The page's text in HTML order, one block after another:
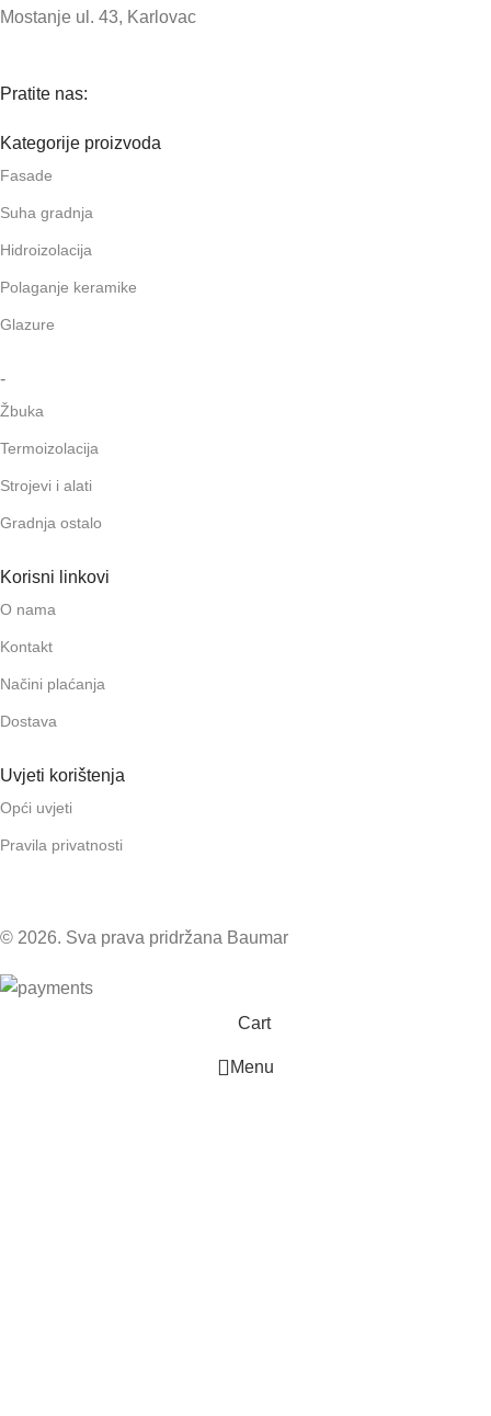
Mostanje ul. 43, Karlovac
Pratite nas:
Kategorije proizvoda
Fasade
Suha gradnja
Hidroizolacija
Polaganje keramike
Glazure
-
Žbuka
Termoizolacija
Strojevi i alati
Gradnja ostalo
Korisni linkovi
O nama
Kontakt
Načini plaćanja
Dostava
Uvjeti korištenja
Opći uvjeti
Pravila privatnosti
© 2026. Sva prava pridržana Baumar
Cart
Menu